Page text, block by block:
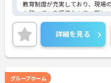
教育制度が充実しており、現場
も整っている環境なので、新し
してお仕事を始めることができ
ご興味ある方には、面接対策ポ
詳細をお話しいたしますのでお
い！
詳細を見る
グループホーム